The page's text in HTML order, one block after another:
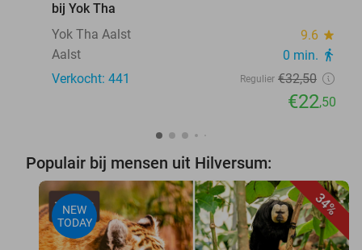
bij Yok Tha
Yok Tha Aalst
9.6 star
Aalst 0 min. directions_walk
Verkocht: 441 Regulier €32,50
€22,50
Populair bij mensen uit Hilversum:
34%
NEW
TODAY